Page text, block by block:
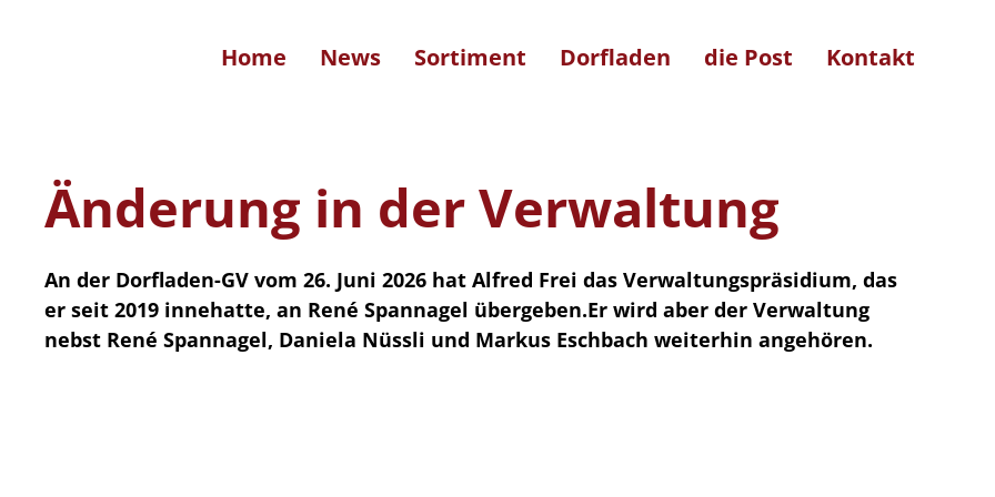
Home News Sortiment Dorfladen die Post Kontakt
Änderung in der Verwaltung
An der Dorfladen-GV vom 26. Juni 2026 hat Alfred Frei das Verwaltungspräsidium, das
er seit 2019 innehatte, an René Spannagel übergeben.Er wird aber der Verwaltung
nebst René Spannagel, Daniela Nüssli und Markus Eschbach weiterhin angehören.